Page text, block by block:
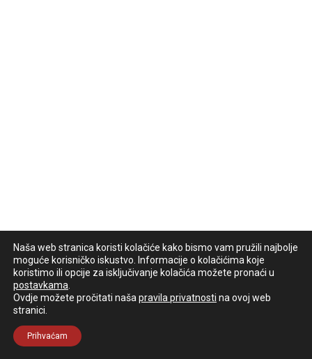
Naša web stranica koristi kolačiće kako bismo vam pružili najbolje
moguće korisničko iskustvo. Informacije o kolačićima koje
koristimo ili opcije za isključivanje kolačića možete pronaći u
postavkama
Ovdje možete pročitati naša pravila privatnosti na ovoj web
stranici.
Prihvaćam